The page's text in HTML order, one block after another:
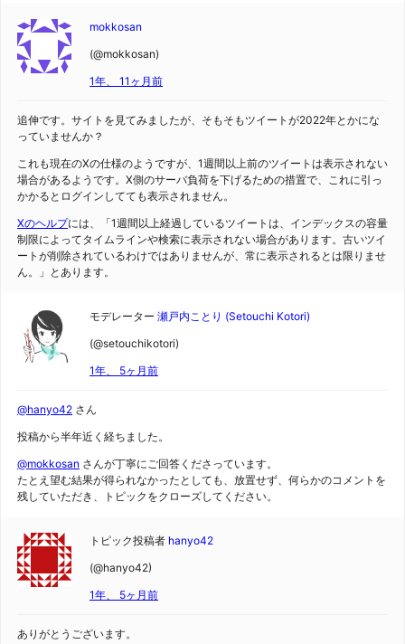
mokkosan
(@mokkosan)
1年、 11ヶ月前
追伸です。サイトを見てみましたが、そもそもツイートが2022年とかにな
っていませんか？
これも現在のXの仕様のようですが、1週間以上前のツイートは表示されない
場合があるようです。X側のサーバ負荷を下げるための措置で、これに引っ
かかるとログインしてても表示されません。
Xのヘルプには、「1週間以上経過しているツイートは、インデックスの容量
制限によってタイムラインや検索に表示されない場合があります。古いツイ
ートが削除されているわけではありませんが、常に表示されるとは限りませ
ん。」とあります。
モデレーター 瀬戸内ことり (Setouchi Kotori)
(@setouchikotori)
1年、 5ヶ月前
@hanyo42 さん
投稿から半年近く経ちました。
@mokkosan さんが丁寧にご回答くださっています。
たとえ望む結果が得られなかったとしても、放置せず、何らかのコメントを
残していただき、トピックをクローズしてください。
トピック投稿者 hanyo42
(@hanyo42)
1年、 5ヶ月前
ありがとうございます。